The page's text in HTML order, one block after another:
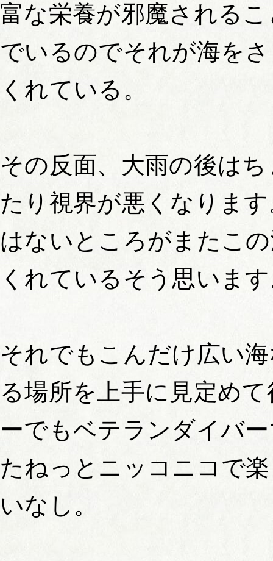
富な栄養が邪魔される
でいるのでそれが海を
くれている。
その反面、大雨の後は
たり視界が悪くなりま
はないところがまたこ
くれているそう思いま
それでもこんだけ広い
る場所を上手に見定め
ーでもベテランダイバ
たねっとニッコニコで
いなし。